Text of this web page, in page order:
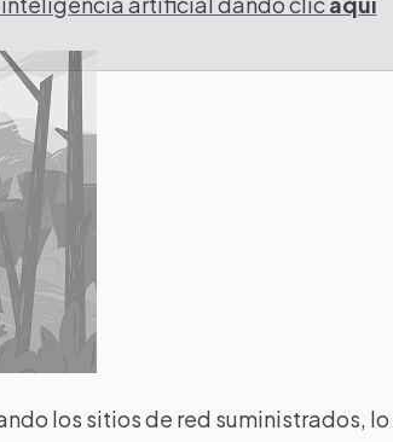
los sitios de red suministrados,